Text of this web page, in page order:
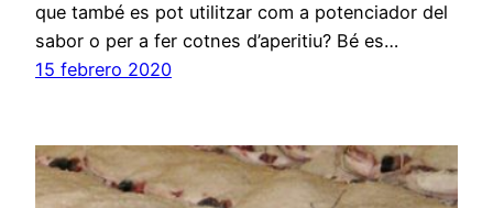
que també es pot utilitzar com a potenciador del
sabor o per a fer cotnes d’aperitiu? Bé es…
15 febrero 2020